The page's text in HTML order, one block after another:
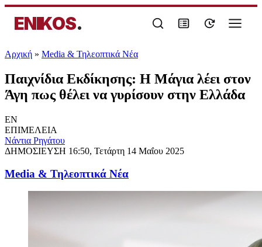
ENIKOS.
Αρχική » Media & Τηλεοπτικά Νέα
Παιχνίδια Εκδίκησης: Η Μάγια λέει στον
Άγη πως θέλει να γυρίσουν στην Ελλάδα
EN
ΕΠΙΜΕΛΕΙΑ
Νάντια Ρηγάτου
ΔΗΜΟΣΙΕΥΣΗ 16:50, Τετάρτη 14 Μαΐου 2025
Media & Τηλεοπτικά Νέα